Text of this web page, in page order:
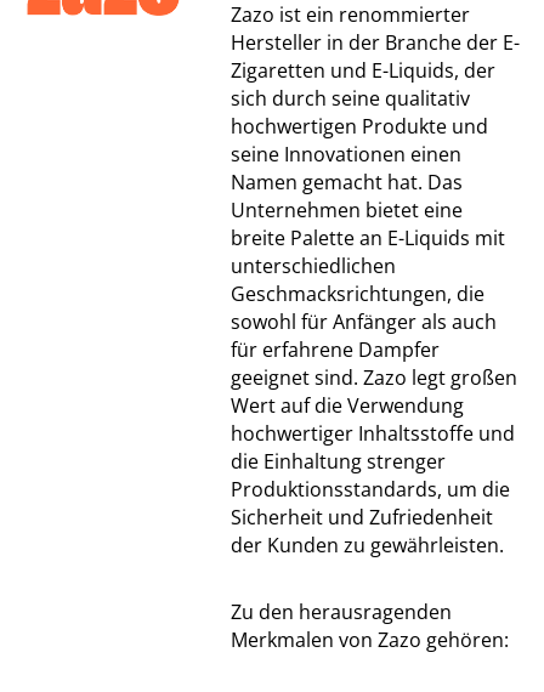
Zazo ist ein renommierter
Hersteller in der Branche der E-
Zigaretten und E-Liquids, der
sich durch seine qualitativ
hochwertigen Produkte und
seine Innovationen einen
Namen gemacht hat. Das
Unternehmen bietet eine
breite Palette an E-Liquids mit
unterschiedlichen
Geschmacksrichtungen, die
sowohl für Anfänger als auch
für erfahrene Dampfer
geeignet sind. Zazo legt großen
Wert auf die Verwendung
hochwertiger Inhaltsstoffe und
die Einhaltung strenger
Produktionsstandards, um die
Sicherheit und Zufriedenheit
der Kunden zu gewährleisten.
Zu den herausragenden
Merkmalen von Zazo gehören: